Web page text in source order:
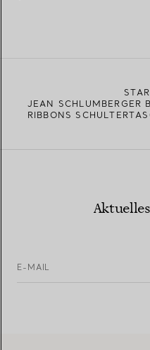
JEAN SCHLUMBERGER
IBBONS
E-MAIL